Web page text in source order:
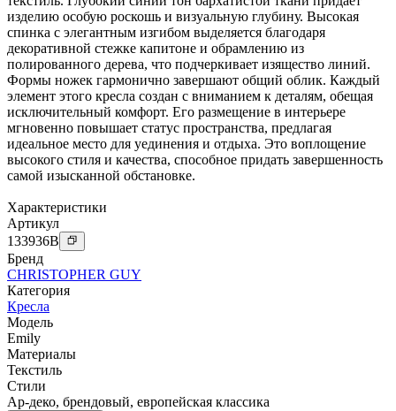
изделию особую роскошь и визуальную глубину. Высокая
спинка с элегантным изгибом выделяется благодаря
декоративной стежке капитоне и обрамлению из
полированного дерева, что подчеркивает изящество линий.
Формы ножек гармонично завершают общий облик. Каждый
элемент этого кресла создан с вниманием к деталям, обещая
исключительный комфорт. Его размещение в интерьере
мгновенно повышает статус пространства, предлагая
идеальное место для уединения и отдыха. Это воплощение
высокого стиля и качества, способное придать завершенность
самой изысканной обстановке.
Характеристики
Артикул
133936B
Бренд
CHRISTOPHER GUY
Категория
Кресла
Модель
Emily
Материалы
Текстиль
Стили
Ар-деко, брендовый, европейская классика